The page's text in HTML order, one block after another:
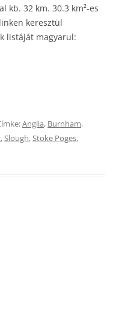
kb. 32 km. 30.3 km²-es
keresztül
listáját magyarul:
Anglia, Burnham,
,Slough,Stoke Poges,